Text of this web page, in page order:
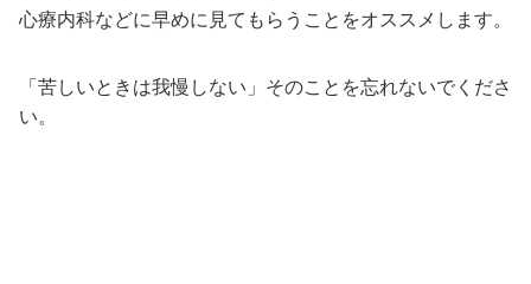
心療内科などに早めに見てもらうことをオススメします。
「苦しいときは我慢しない」そのことを忘れないでくださ
い。